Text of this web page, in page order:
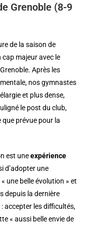
Grenoble (8-9
de la saison de
majeur avec le
Après les
nos gymnastes
et plus dense,
le post du club,
que prévue pour la
est uneexpérience
d’adopter une
une belle évolution » et
depuis la dernière
accepter les difficultés,
« aussi belle envie de